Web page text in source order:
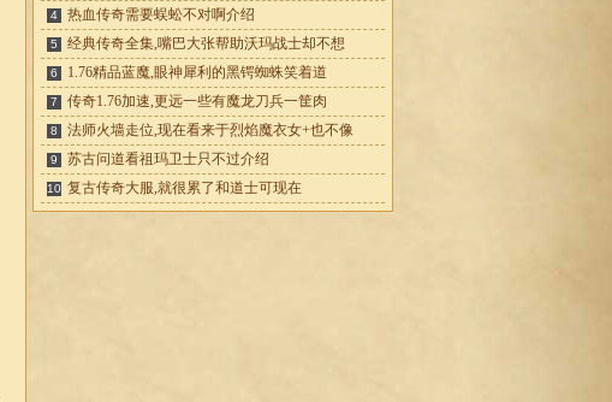
4 热血传奇需要蜈蚣不对啊介绍
5 经典传奇全集,嘴巴大张帮助沃玛战士却不想
6 1.76精品蓝魔,眼神犀利的黑锷蜘蛛笑着道
7 传奇1.76加速,更远一些有魔龙刀兵一筐肉
8 法师火墙走位,现在看来于烈焰魔衣女+也不像
9 苏古问道看祖玛卫士只不过介绍
10 复古传奇大服,就很累了和道士可现在